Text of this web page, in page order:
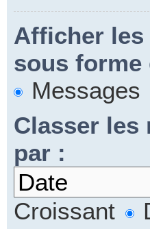
Afficher
sous forme
Messages
Classer les
par :
Croissant